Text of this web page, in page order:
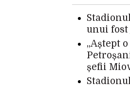
unui
„Aștept
șefii